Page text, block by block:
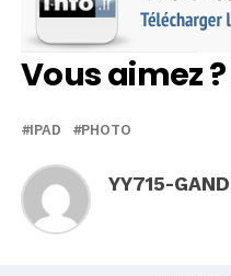
Vous aimez
IPAD PHOTO
YY715-